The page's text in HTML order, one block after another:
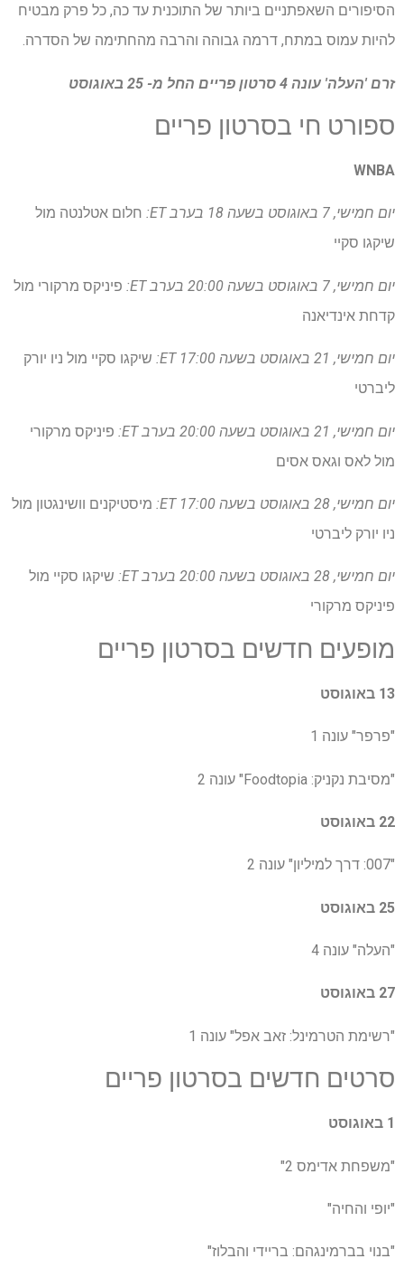
הסיפורים השאפתניים ביותר של התוכנית עד כה, כל פרק מבטיח
להיות עמוס במתח, דרמה גבוהה והרבה מהחתימה של הסדרה.
זרם 'העלה' עונה 4 סרטון פריים החל מ- 25 באוגוסט
ספורט חי בסרטון פריים
WNBA
יום חמישי, 7 באוגוסט בשעה 18 בערב ET:
חלום אטלנטה מול
שיקגו סקיי
יום חמישי, 7 באוגוסט בשעה 20:00 בערב ET:
פיניקס מרקורי מול
קדחת אינדיאנה
יום חמישי, 21 באוגוסט בשעה 17:00 ET:
שיקגו סקיי מול ניו יורק
ליברטי
יום חמישי, 21 באוגוסט בשעה 20:00 בערב ET:
פיניקס מרקורי
מול לאס וגאס אסים
יום חמישי, 28 באוגוסט בשעה 17:00 ET:
מיסטיקנים וושינגטון מול
ניו יורק ליברטי
יום חמישי, 28 באוגוסט בשעה 20:00 בערב ET:
שיקגו סקיי מול
פיניקס מרקורי
מופעים חדשים בסרטון פריים
13 באוגוסט
"פרפר" עונה 1
"מסיבת נקניק: Foodtopia" עונה 2
22 באוגוסט
"007: דרך למיליון" עונה 2
25 באוגוסט
"העלה" עונה 4
27 באוגוסט
"רשימת הטרמינל: זאב אפל" עונה 1
סרטים חדשים בסרטון פריים
1 באוגוסט
"משפחת אדימס 2"
"יופי והחיה"
"בנוי בברמינגהם: בריידי והבלוז"